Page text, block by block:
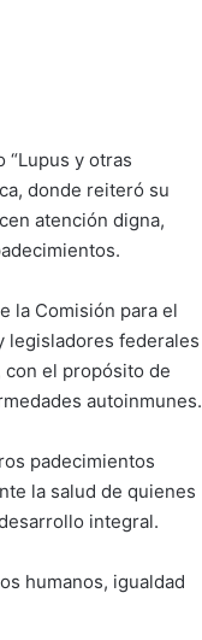
“Lupus y otras
donde reiteró su
atención digna,
la Comisión para el
legisladores federales
el propósito de
autoinmunes.
padecimientos
la salud de quienes
integral.
humanos, igualdad